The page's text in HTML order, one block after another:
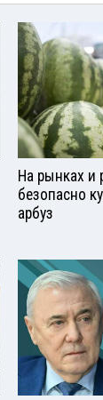
На рынках и
безопасно
арбуз